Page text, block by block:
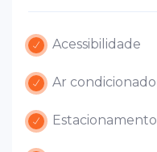
Acessibilidade
Ar condicionado
Estacionamento